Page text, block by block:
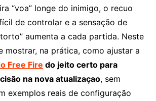
“voa” longe do inimigo, o recuo
de controlar e a sensação de
aumenta a cada partida. Neste
mostrar, na prática, como ajustar a
Free Fire do jeito certo para
na nova atualizaçao, sem
exemplos reais de configuração